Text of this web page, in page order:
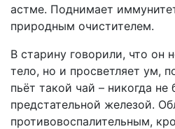
астме. Поднимает
природным очистителем.
В старину говорили, что он
тело, но и просветляет ум,
пьёт такой чай – никогда
предстательной железой.
противовоспал­ительным,